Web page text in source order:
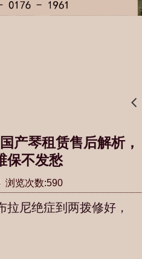
󰊒
产琴租赁售后解析，
保不发愁
浏览次数:590
拉尼绝症到两拨修好，